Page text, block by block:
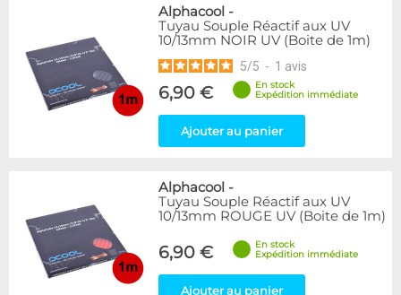
Alphacool -
Tuyau Souple Réactif aux UV
10/13mm NOIR UV (Boite de 1m)
5/5 - 1 avis
6,90 €
En stock
Expédition immédiate
Ajouter au panier
Alphacool -
Tuyau Souple Réactif aux UV
10/13mm ROUGE UV (Boite de 1m)
6,90 €
En stock
Expédition immédiate
Ajouter au panier